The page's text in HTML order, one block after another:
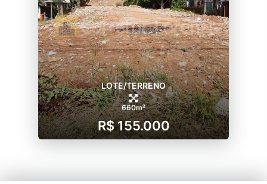
LOTE/TERRENO
660m²
R$ 155.000